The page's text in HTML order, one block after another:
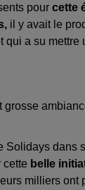
pour cette
il y avait le
qui a su mettre
Solidays dans
cette belle
milliers ont